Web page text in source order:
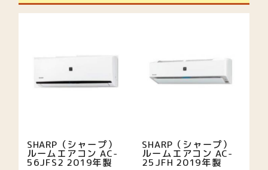
SHARP（シャープ）
ルームエアコン AC-
56JFS2 2019年製
SHARP（シャープ）
ルームエアコン AC-
25JFH 2019年製